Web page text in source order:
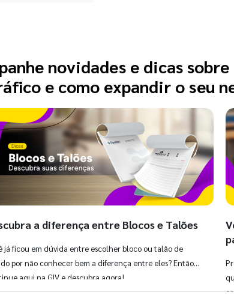
novidades e dicas sobre
e como expandir o seu
a diferença entre Blocos e Talões
já ficou em dúvida entre escolher bloco ou talão de
por não conhecer bem a diferença entre eles? Então,
aqui na GIV e descubra agora!